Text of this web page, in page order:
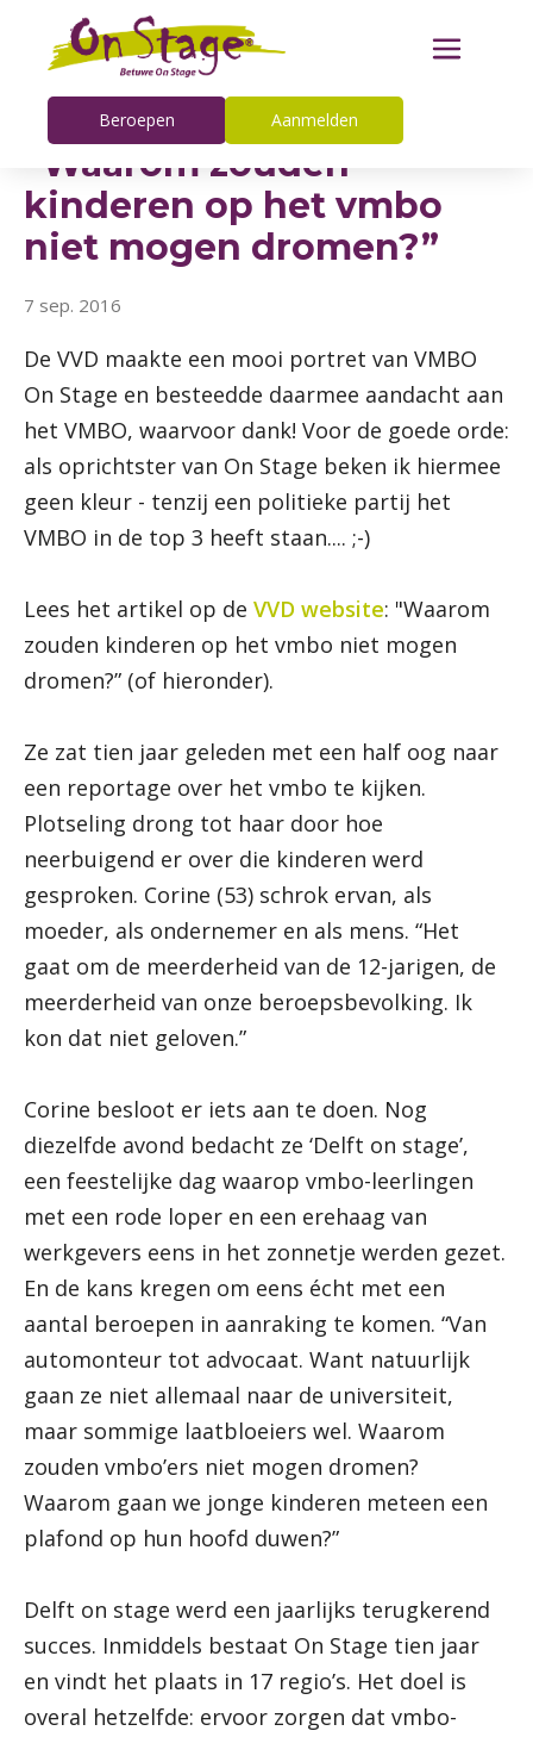
Beroepen Aanmelden
“Waarom zouden
kinderen op het vmbo
niet mogen dromen?”
7 sep. 2016
De VVD maakte een mooi portret van VMBO
On Stage en besteedde daarmee aandacht aan
het VMBO, waarvoor dank! Voor de goede orde:
als oprichtster van On Stage beken ik hiermee
geen kleur - tenzij een politieke partij het
VMBO in de top 3 heeft staan.... ;-)
Lees het artikel op de VVD website: "Waarom
zouden kinderen op het vmbo niet mogen
dromen?” (of hieronder).
Ze zat tien jaar geleden met een half oog naar
een reportage over het vmbo te kijken.
Plotseling drong tot haar door hoe
neerbuigend er over die kinderen werd
gesproken. Corine (53) schrok ervan, als
moeder, als ondernemer en als mens. “Het
gaat om de meerderheid van de 12-jarigen, de
meerderheid van onze beroepsbevolking. Ik
kon dat niet geloven.”
Corine besloot er iets aan te doen. Nog
diezelfde avond bedacht ze ‘Delft on stage’,
een feestelijke dag waarop vmbo-leerlingen
met een rode loper en een erehaag van
werkgevers eens in het zonnetje werden gezet.
En de kans kregen om eens écht met een
aantal beroepen in aanraking te komen. “Van
automonteur tot advocaat. Want natuurlijk
gaan ze niet allemaal naar de universiteit,
maar sommige laatbloeiers wel. Waarom
zouden vmbo’ers niet mogen dromen?
Waarom gaan we jonge kinderen meteen een
plafond op hun hoofd duwen?”
Delft on stage werd een jaarlijks terugkerend
succes. Inmiddels bestaat On Stage tien jaar
en vindt het plaats in 17 regio’s. Het doel is
overal hetzelfde: ervoor zorgen dat vmbo-